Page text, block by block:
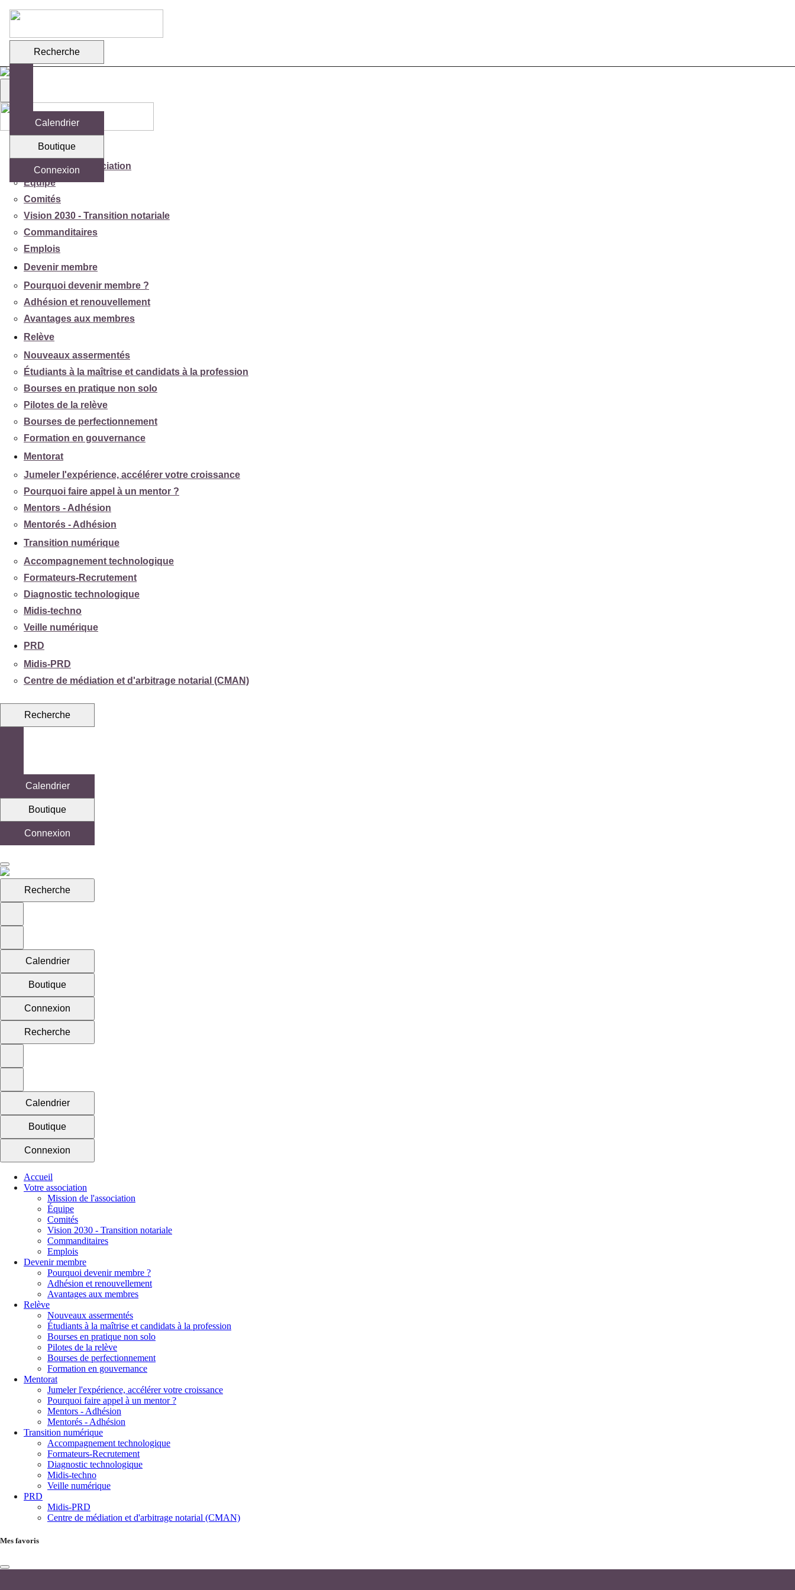
Recherche
Calendrier
Boutique
Connexion
Votre association
Mission de l'association
Équipe
Comités
Vision 2030 - Transition notariale
Commanditaires
Emplois
Devenir membre
Pourquoi devenir membre ?
Adhésion et renouvellement
Avantages aux membres
Relève
Nouveaux assermentés
Étudiants à la maîtrise et candidats à la profession
Bourses en pratique non solo
Pilotes de la relève
Bourses de perfectionnement
Formation en gouvernance
Mentorat
Jumeler l'expérience, accélérer votre croissance
Pourquoi faire appel à un mentor ?
Mentors - Adhésion
Mentorés - Adhésion
Transition numérique
Accompagnement technologique
Formateurs-Recrutement
Diagnostic technologique
Midis-techno
Veille numérique
PRD
Midis-PRD
Centre de médiation et d'arbitrage notarial (CMAN)
Recherche
Calendrier
Boutique
Connexion
Recherche
Calendrier
Boutique
Connexion
Recherche
Calendrier
Boutique
Connexion
Accueil
Votre association
Mission de l'association
Équipe
Comités
Vision 2030 - Transition notariale
Commanditaires
Emplois
Devenir membre
Pourquoi devenir membre ?
Adhésion et renouvellement
Avantages aux membres
Relève
Nouveaux assermentés
Étudiants à la maîtrise et candidats à la profession
Bourses en pratique non solo
Pilotes de la relève
Bourses de perfectionnement
Formation en gouvernance
Mentorat
Jumeler l'expérience, accélérer votre croissance
Pourquoi faire appel à un mentor ?
Mentors - Adhésion
Mentorés - Adhésion
Transition numérique
Accompagnement technologique
Formateurs-Recrutement
Diagnostic technologique
Midis-techno
Veille numérique
PRD
Midis-PRD
Centre de médiation et d'arbitrage notarial (CMAN)
Mes favoris